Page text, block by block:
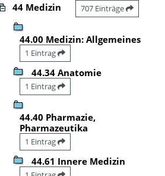
44 Medizin 707 Einträge
44.00 Medizin: Allgemeines
1 Eintrag
44.34 Anatomie
1 Eintrag
44.40 Pharmazie,
Pharmazeutika
1 Eintrag
44.61 Innere Medizin